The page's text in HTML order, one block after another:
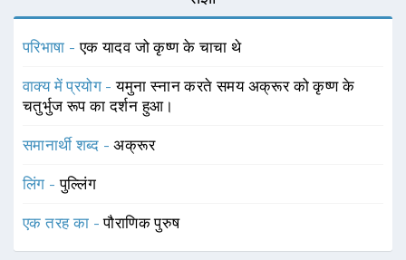
परिभाषा -एक यादव जो कृष्ण के चाचा थे
वाक्य में प्रयोग -यमुना स्नान करते समय अक्रूर को कृष्ण के
चतुर्भुज रूप का दर्शन हुआ।
समानार्थी शब्द -अक्रूर
लिंग -पुल्लिंग
एक तरह का -पौराणिक पुरुष